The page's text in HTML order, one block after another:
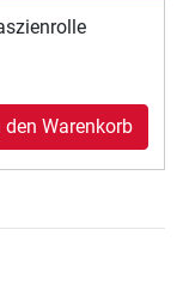
den Warenkorb